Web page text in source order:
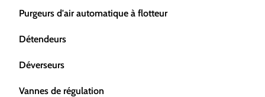
Purgeurs d'air automatique à flotteur
Détendeurs
Déverseurs
Vannes de régulation